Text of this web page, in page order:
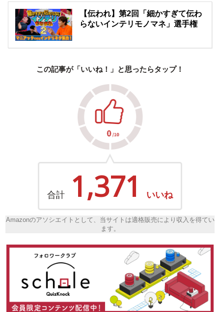
【伝われ】第2回「細かすぎて伝わ
らないインテリモノマネ」選手権
この記事が「いいね！」と思ったらタップ！
合計 1,371 いいね
Amazonのアソシエイトとして、当サイトは適格販売により収入を得てい
ます。